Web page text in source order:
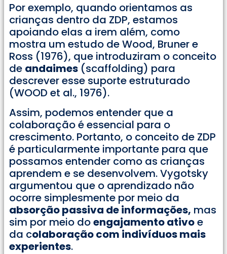
Por exemplo, quando orientamos as
crianças dentro da ZDP, estamos
apoiando elas a irem além, como
mostra um estudo de Wood, Bruner e
Ross (1976), que introduziram o conceito
de andaimes (scaffolding) para
descrever esse suporte estruturado
(WOOD et al., 1976).
Assim, podemos entender que a
colaboração é essencial para o
crescimento. Portanto, o conceito de ZDP
é particularmente importante para que
possamos entender como as crianças
aprendem e se desenvolvem. Vygotsky
argumentou que o aprendizado não
ocorre simplesmente por meio da
absorção passiva de informações, mas
sim por meio doengajamento ativoe
da colaboração com indivíduos mais
experientes.